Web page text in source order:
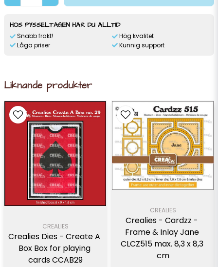
HOS PYSSELTAGEN HAR DU ALLTID
Snabb frakt!
Låga priser
Hög kvalitet
Kunnig support
Liknande produkter
CREALIES
Crealies Dies - Create A
Box Box for playing
cards CCAB29
CREALIES
Crealies - Cardzz -
Frame & Inlay Jane
CLCZ515 max. 8,3 x 8,3
cm